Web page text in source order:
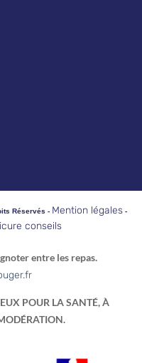
Réservés - Mention légales -
conseils
entre les repas.
POUR LA SANTÉ, À